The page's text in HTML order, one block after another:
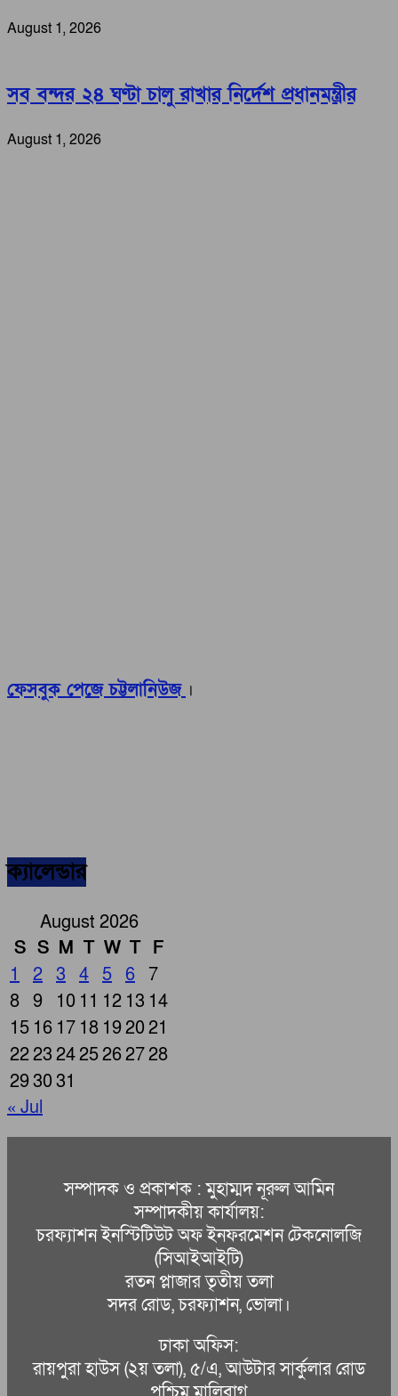
August 1, 2026
সব বন্দর ২৪ ঘণ্টা চালু রাখার নির্দেশ প্রধানমন্ত্রীর
August 1, 2026
ফেসবুক পেজে চট্টলানিউজ ।
ক্যালেন্ডার
August 2026
S S M T W T F
1
2 3 4 5 6
7
8 9 10 11 12 13 14
15 16 17 18 192021
22232425262728
293031
« Jul
সম্পাদক ও প্রকাশক : মুহাম্মদ নূরুল আমিন
সম্পাদকীয় কার্যালয়:
চরফ্যাশন ইনস্টিটিউট অফ ইনফরমেশন টেকনোলজি
(সিআইআইটি)
রতন প্লাজার তৃতীয় তলা
সদর রোড, চরফ্যাশন, ভোলা।
ঢাকা অফিস:
রায়পুরা হাউস (২য় তলা), ৫/এ, আউটার সার্কুলার রোড